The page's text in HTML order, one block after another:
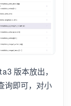
版本放出，
询即可，对小